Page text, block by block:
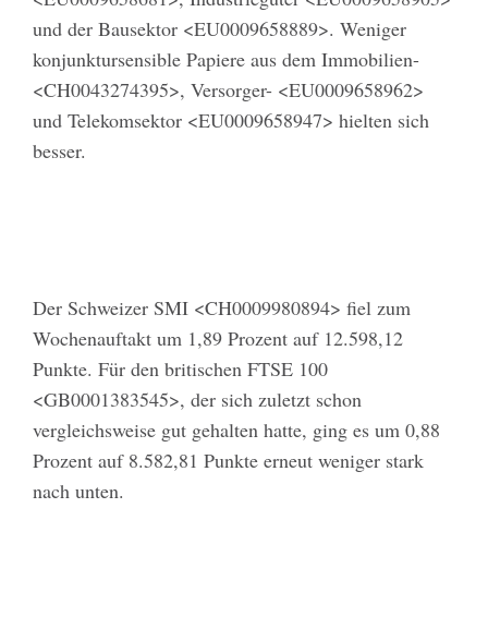
und der Bausektor <EU0009658889>. Weniger
konjunktursensible Papiere aus dem Immobilien-
<CH0043274395>, Versorger- <EU0009658962>
und Telekomsektor <EU0009658947> hielten sich
besser.
Der Schweizer SMI <CH0009980894> fiel zum
Wochenauftakt um 1,89 Prozent auf 12.598,12
Punkte. Für den britischen FTSE 100
<GB0001383545>, der sich zuletzt schon
vergleichsweise gut gehalten hatte, ging es um 0,88
Prozent auf 8.582,81 Punkte erneut weniger stark
nach unten.